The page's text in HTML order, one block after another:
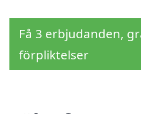
Få 3 erbjudanden,
förpliktelser